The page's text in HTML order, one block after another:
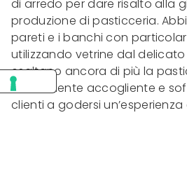
di arredo per dare risalto alla
produzione di pasticceria.
pareti e i banchi con
utilizzando vetrine dal
esaltano ancora di più la
un ambiente accogliente e
clienti a godersi